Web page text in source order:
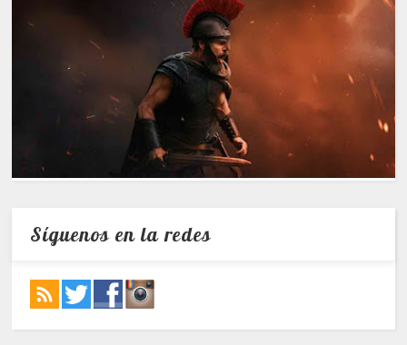
Síguenos en la redes